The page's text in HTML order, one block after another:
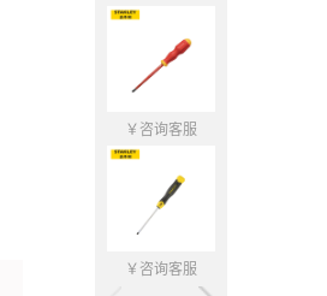
￥咨询客服
￥咨询客服